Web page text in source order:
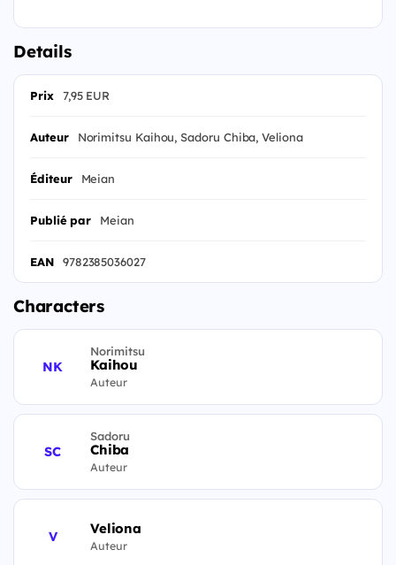
Details
Prix 7,95 EUR
Auteur Norimitsu Kaihou, Sadoru Chiba, Veliona
Éditeur Meian
Publié par Meian
EAN 9782385036027
Characters
NK
Norimitsu
Kaihou
Auteur
SC
Sadoru
Chiba
Auteur
V Veliona
Auteur